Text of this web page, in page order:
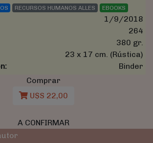
RECURSOS HUMANOS ALLES EBOOKS
1/9/2018
264
380 gr.
23 x 17 cm. (Rústica)
Binder
Comprar
U$S 22,00
A CONFIRMAR